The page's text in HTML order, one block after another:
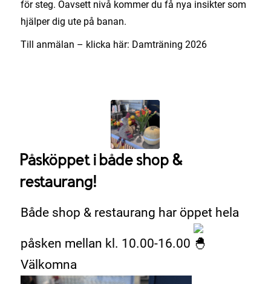
för steg. Oavsett nivå kommer du få nya insikter som
hjälper dig ute på banan.
Till anmälan – klicka här: Damträning 2026
Påsköppet i både shop &
restaurang!
Både shop & restaurang har öppet hela
påsken mellan kl. 10.00-16.00
Välkomna